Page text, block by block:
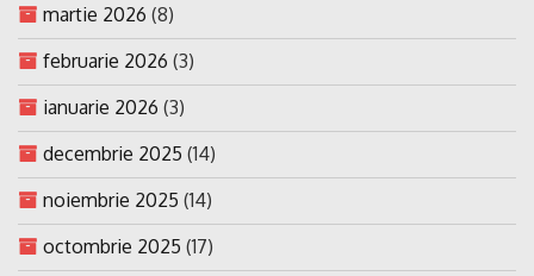
martie 2026 (8)
februarie 2026 (3)
ianuarie 2026 (3)
decembrie 2025 (14)
noiembrie 2025 (14)
octombrie 2025 (17)